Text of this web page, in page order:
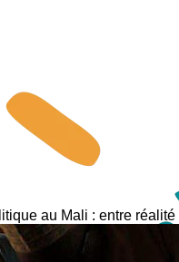
au Mali : entre